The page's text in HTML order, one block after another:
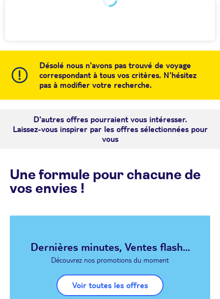
Désolé nous n'avons pas trouvé de voyage
correspondant à tous vos critères. N'hésitez
pas à modifier votre recherche.
D'autres offres pourraient vous intéresser.
Laissez-vous inspirer par les offres sélectionnées pour
vous
Une formule pour chacune de
vos envies !
Dernières minutes, Ventes flash...
Découvrez nos promotions du moment
Voir toutes les offres